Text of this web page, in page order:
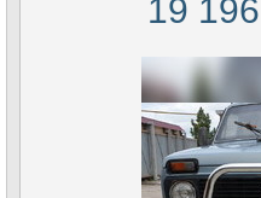
19 196